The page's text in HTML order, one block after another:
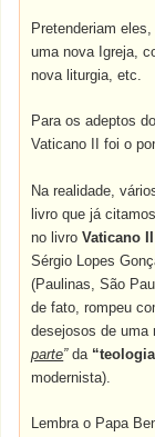
Pretenderiam
uma nova Igreja,
nova liturgia, etc.
Para os adeptos do
Vaticano II foi o
Na realidade,
livro que já
no livroVaticano
Sérgio Lopes
(Paulinas, São
de fato, rompeu
desejosos de uma
parte”da
modernista).
Lembra o Papa